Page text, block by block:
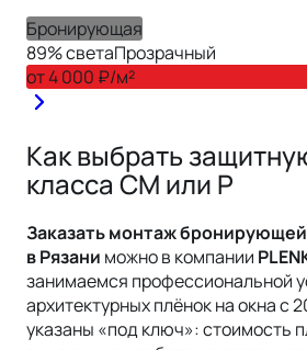
Бронирующая
89% светаПрозрачный
от4 000 ₽/м²
Как выбрать
класса СМ или Р
Заказать монтаж
в Рязани можно в компании
занимаемся профессиональной
архитектурных плёнок на окна с
указаны «под ключ»: стоимость